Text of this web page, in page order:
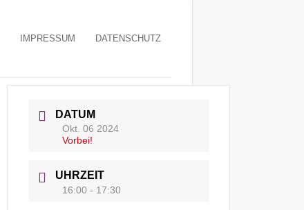
IMPRESSUM DATENSCHUTZ
DATUM
Okt. 06 2024
Vorbei!
UHRZEIT
16:00 - 17:30